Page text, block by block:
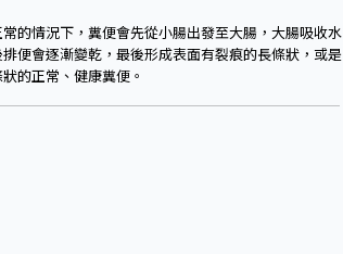
的情況下，糞便會先從小腸出發至大腸，大腸吸收水
便會逐漸變乾，最後形成表面有裂痕的長條狀，或是
的正常、健康糞便。